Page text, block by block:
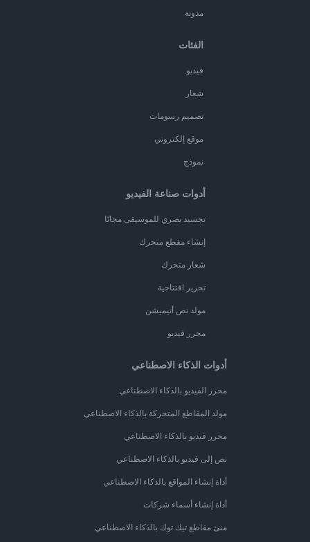
مدونة
الفئات
فيديو
شعار
تصميم رسومات
موقع إلكتروني
نموذج
أدوات صناعة الفيديو
تجسيد بصري للموسيقى مجانًا
إنشاء مقطع متحرك
شعار متحرك
تحرير افتتاحية
مولد نص أنيميشن
محرر فيديو
أدوات الذكاء الاصطناعي
محرر الفيديو بالذكاء الاصطناعي
مولد المقاطع المتحركة بالذكاء الاصطناعي
محرر فيديو بالذكاء الاصطناعي
نص إلى فيديو بالذكاء الاصطناعي
أداة إنشاء المواقع بالذكاء الاصطناعي
أداة إنشاء أسماء شركات
منئ مقاطع تيك توك بالذكاء الاصطناعي